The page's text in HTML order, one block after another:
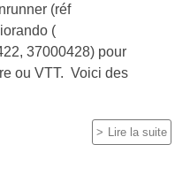
(réf
(
37000428) pour
ou VTT. Voici des
Lire la suite